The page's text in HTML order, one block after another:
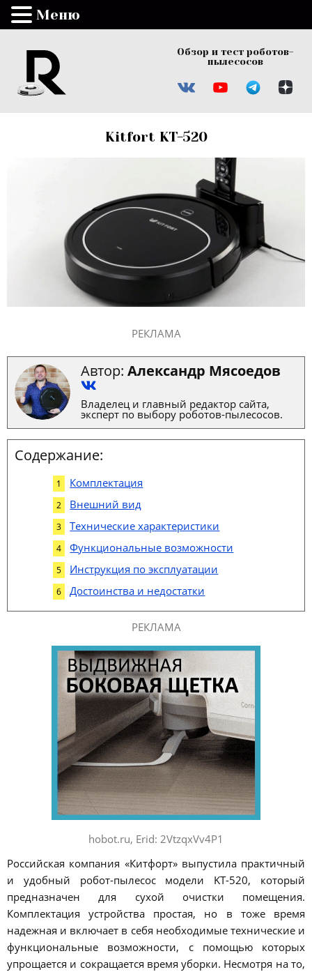
Обзор и тест роботов-
пылесосов
Kitfort KT-520
РЕКЛАМА
Автор: Александр Мясоедов
Владелец и главный редактор сайта,
эксперт по выбору роботов-пылесосов.
Содержание:
Комплектация
Внешний вид
Технические характеристики
Функциональные возможности
Инструкция по эксплуатации
Достоинства и недостатки
РЕКЛАМА
hobot.ru, Erid: 2VtzqxVv4P1
Российская компания «Китфорт» выпустила практичный
и удобный робот-пылесос модели KT-520, который
предназначен для сухой очистки помещения.
Комплектация устройства простая, но в тоже время
надежная и включает в себя необходимые технические и
функциональные возможности, с помощью которых
упрощается и сокращается время уборки. Несмотря на то,
Меню